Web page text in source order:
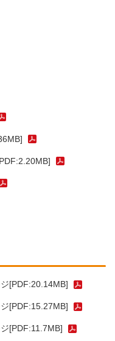
[PDF:20.14MB]
[PDF:15.27MB]
[PDF:11.7MB]